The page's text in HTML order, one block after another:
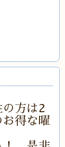
の方は2
得な曜